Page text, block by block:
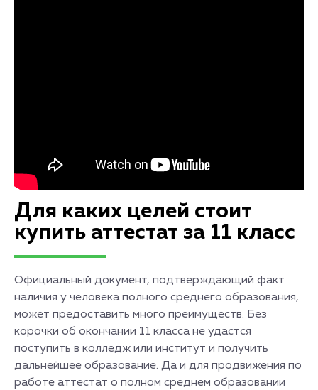
Для каких целей стоит
купить аттестат за 11 класс
Официальный документ, подтверждающий факт
наличия у человека полного среднего образования,
может предоставить много преимуществ. Без
корочки об окончании 11 класса не удастся
поступить в колледж или институт и получить
дальнейшее образование. Да и для продвижения по
работе аттестат о полном среднем образовании